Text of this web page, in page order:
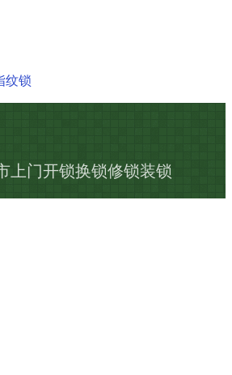
纹锁
上门开锁换锁修锁装锁